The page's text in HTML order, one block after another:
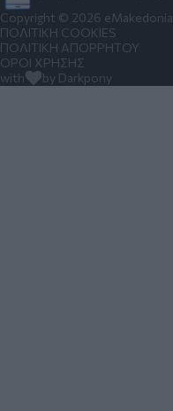
Copyright © 2026 eMakedonia
ΠΟΛΙΤΙΚΗ COOKIES
ΠΟΛΙΤΙΚΗ ΑΠΟΡΡΗΤΟΥ
ΟΡΟΙ ΧΡΗΣΗΣ
with
by Darkpony